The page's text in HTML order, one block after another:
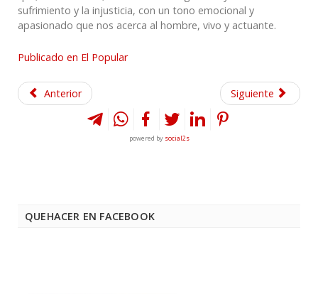
sufrimiento y la injusticia, con un tono emocional y
apasionado que nos acerca al hombre, vivo y actuante.
Publicado en El Popular
Anterior Siguiente
powered by social2s
QUEHACER EN FACEBOOK